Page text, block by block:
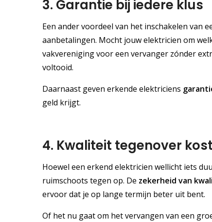
3. Garantie bij iedere klus
Een ander voordeel van het inschakelen van
aanbetalingen. Mocht jouw elektricien om
vakvereniging voor een vervanger zónder
voltooid.
Daarnaast geven erkende elektriciens
geld krijgt.
4. Kwaliteit tegenover
Hoewel een erkend elektricien wellicht iets
ruimschoots tegen op. De zekerheid van
ervoor dat je op lange termijn beter uit bent.
Of het nu gaat om het vervangen van een